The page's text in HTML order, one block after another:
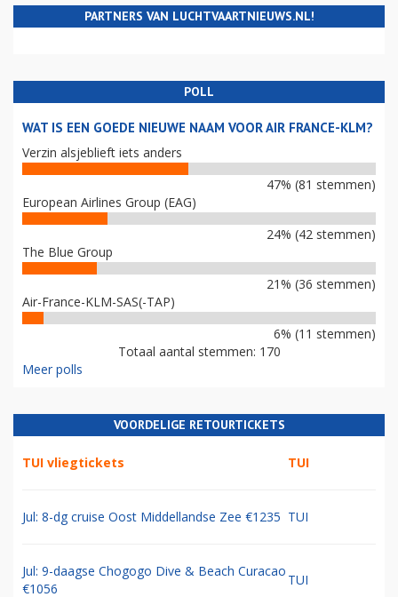
PARTNERS VAN LUCHTVAARTNIEUWS.NL!
POLL
WAT IS EEN GOEDE NIEUWE NAAM VOOR AIR FRANCE-KLM?
Verzin alsjeblieft iets anders
47% (81 stemmen)
European Airlines Group (EAG)
24% (42 stemmen)
The Blue Group
21% (36 stemmen)
Air-France-KLM-SAS(-TAP)
6% (11 stemmen)
Totaal aantal stemmen: 170
Meer polls
VOORDELIGE RETOURTICKETS
TUI vliegtickets TUI
Jul: 8-dg cruise Oost Middellandse Zee €1235 TUI
Jul: 9-daagse Chogogo Dive & Beach Curacao
€1056
TUI